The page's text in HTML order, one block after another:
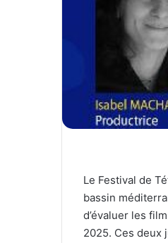
Le Festival de
bassin
d’évaluer les
2025. Ces deux